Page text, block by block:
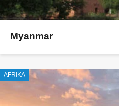
Myanmar
AFRIKA